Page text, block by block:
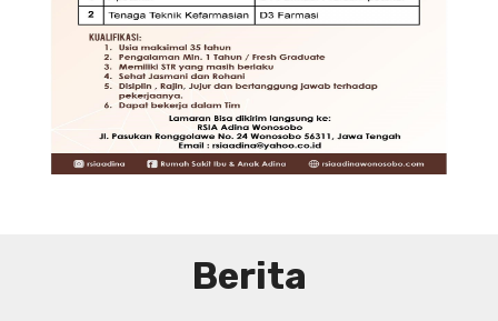
DIBUTUHKAN SEGERA TENAGA TEKNIS
KEFARMASIAN DI RUMAH SAKIT IBU
DAN ANAK ADINA WONOSOBO
SYARAT DAN KETENTUAN LIHAT
BROSUR
Berita